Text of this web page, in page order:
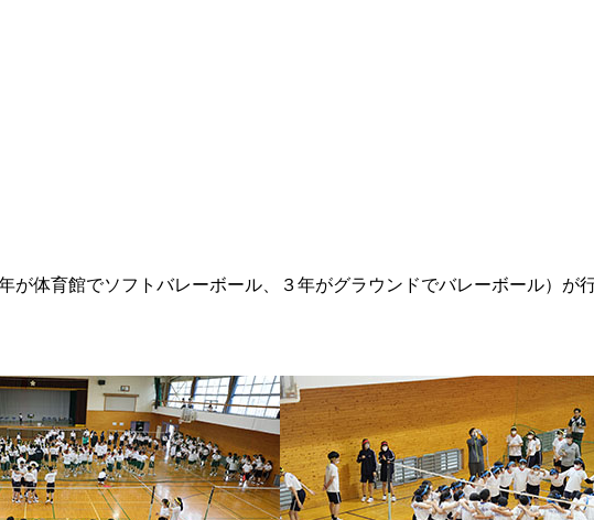
体育館でソフトバレーボール、３年がグラウンドでバレーボール）が